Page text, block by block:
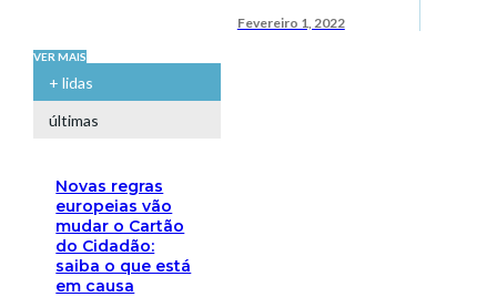
Fevereiro 1, 2022
VER MAIS
+ lidas
últimas
Novas regras
europeias vão
mudar o Cartão
do Cidadão:
saiba o que está
em causa